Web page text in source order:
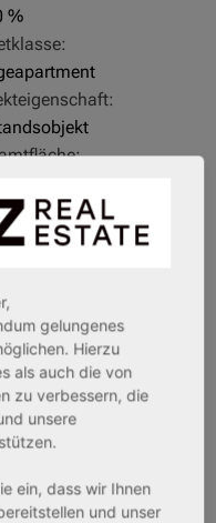
%
324.754,29 € - 358.289,14 €
gelungenes
Hierzu
als auch die von
zu verbessern, die
unsere
ein, dass wir Ihnen
und unser